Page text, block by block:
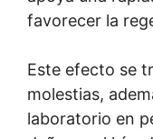
favorecer la
Este efecto se
molestias,
laboratorio en